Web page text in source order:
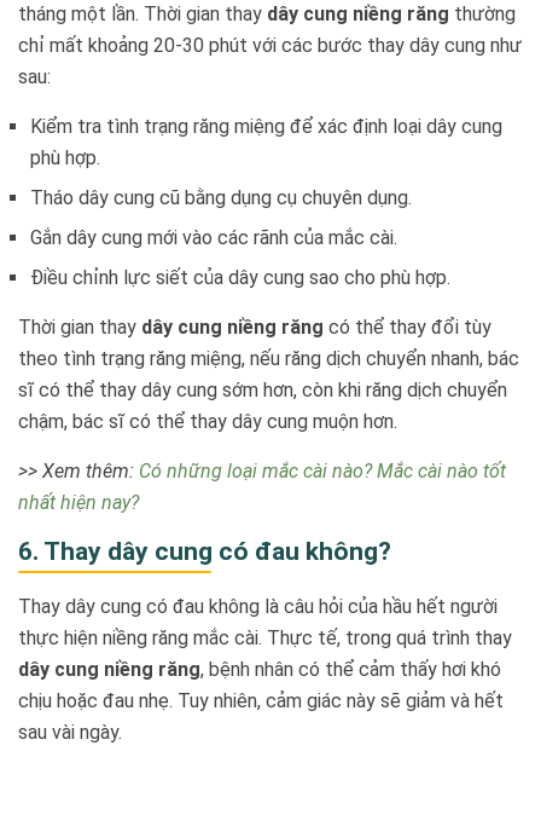
tháng một lần. Thời gian thay dây cung niềng răng thường
chỉ mất khoảng 20-30 phút với các bước thay dây cung như
sau:
Kiểm tra tình trạng răng miệng để xác định loại dây cung
phù hợp.
Tháo dây cung cũ bằng dụng cụ chuyên dụng.
Gắn dây cung mới vào các rãnh của mắc cài.
Điều chỉnh lực siết của dây cung sao cho phù hợp.
Thời gian thay dây cung niềng răng có thể thay đổi tùy
theo tình trạng răng miệng, nếu răng dịch chuyển nhanh, bác
sĩ có thể thay dây cung sớm hơn, còn khi răng dịch chuyển
chậm, bác sĩ có thể thay dây cung muộn hơn.
>> Xem thêm: Có những loại mắc cài nào? Mắc cài nào tốt
nhất hiện nay?
6. Thay dây cung có đau không?
Thay dây cung có đau không là câu hỏi của hầu hết người
thực hiện niềng răng mắc cài. Thực tế, trong quá trình thay
dây cung niềng răng, bệnh nhân có thể cảm thấy hơi khó
chịu hoặc đau nhẹ. Tuy nhiên, cảm giác này sẽ giảm và hết
sau vài ngày.